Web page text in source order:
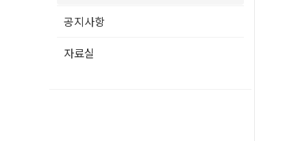
공지사항
자료실